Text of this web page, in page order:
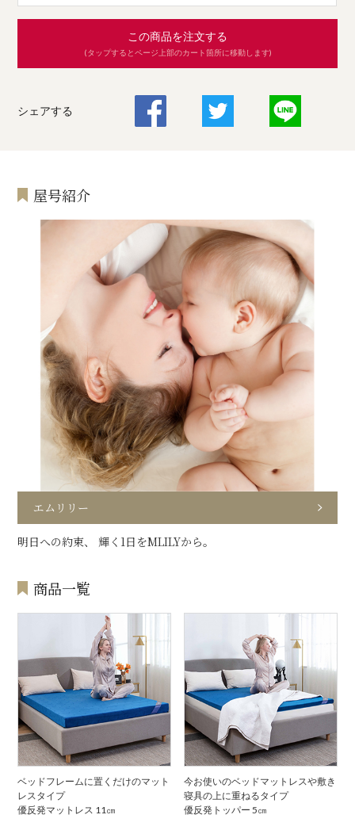
この商品を注文する
(タップするとページ上部のカート箇所に移動します)
シェアする
屋号紹介
エムリリー
明日への約束、 輝く1日をMLILYから。
商品一覧
ベッドフレームに置くだけのマット
レスタイプ
優反発マットレス 11㎝
今お使いのベッドマットレスや敷き
寝具の上に重ねるタイプ
優反発トッパー 5㎝